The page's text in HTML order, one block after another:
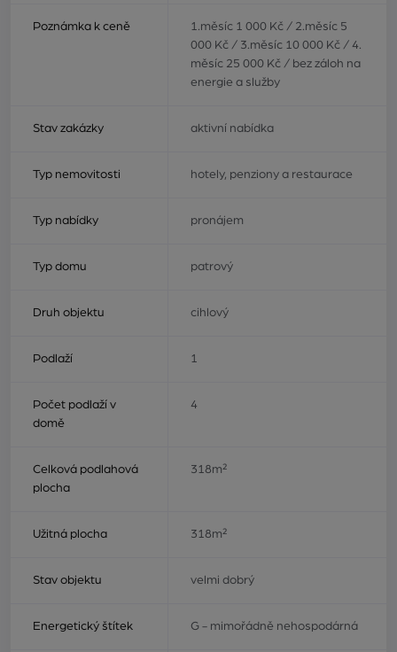
Poznámka k ceně
1.měsíc 1 000 Kč / 2.měsíc 5
000 Kč / 3.měsíc 10 000 Kč / 4.
měsíc 25 000 Kč / bez záloh na
energie a služby
Stav zakázky aktivní nabídka
Typ nemovitosti hotely, penziony a restaurace
Typ nabídky pronájem
Typ domu patrový
Druh objektu cihlový
Podlaží 1
Počet podlaží v
domě
4
Celková podlahová
plocha
318m²
Užitná plocha 318m²
Stav objektu velmi dobrý
Energetický štítek G - mimořádně nehospodárná